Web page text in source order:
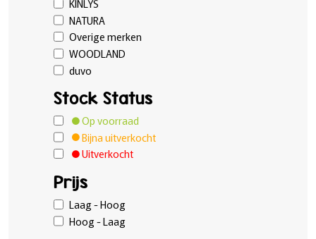
KINLYS
NATURA
Overige merken
WOODLAND
duvo
Stock Status
Op voorraad
Bijna uitverkocht
Uitverkocht
Prijs
Laag - Hoog
Hoog - Laag